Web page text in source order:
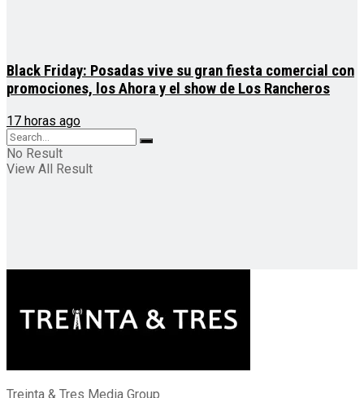
Black Friday: Posadas vive su gran fiesta comercial con
promociones, los Ahora y el show de Los Rancheros
17 horas ago
No Result
View All Result
Treinta & Tres Media Group